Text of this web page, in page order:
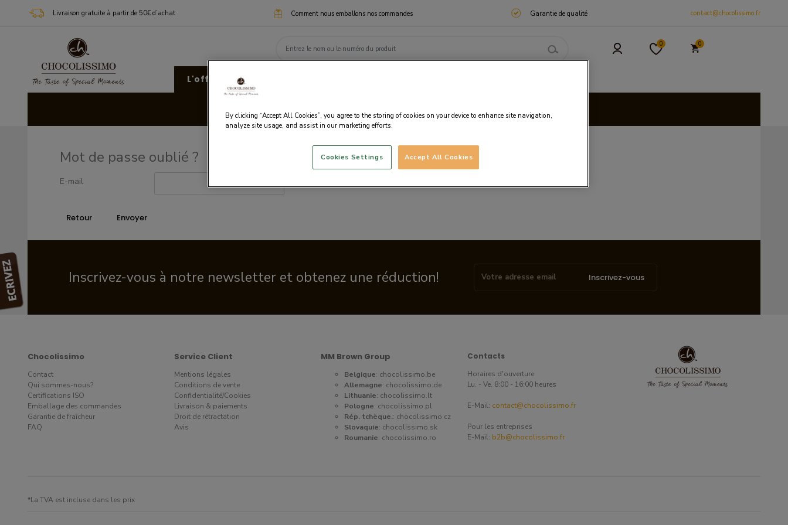
Livraison gratuite à partir de 50€ d’achat Comment nous emballons nos commandes Garantie de qualité contact@chocolissimo.fr
0 0
L'offre Chocolissimo
Mot de passe oublié ?
E-mail
Inscrivez-vous à notre newsletter et obtenez une réduction! Inscrivez-vous
Chocolissimo
Contact
Qui sommes-nous?
Certifications ISO
Emballage des commandes
Garantie de fraîcheur
FAQ
Service Client
Mentions légales
Conditions de vente
Confidentialité/Cookies
Livraison & paiements
Droit de rétractation
Avis
MM Brown Group
Belgique: chocolissimo.be
Allemagne: chocolissimo.de
Lithuanie: chocolissimo.lt
Pologne: chocolissimo.pl
Rép. tchèque.: chocolissimo.cz
Slovaquie: chocolissimo.sk
Roumanie: chocolissimo.ro
Contacts
Horaires d'ouverture
Lu. - Ve. 8:00 - 16:00 heures
E-Mail: contact@chocolissimo.fr
Pour les entreprises
E-Mail: b2b@chocolissimo.fr
*La TVA est incluse dans les prix
By clicking “Accept All Cookies”, you agree to the storing of cookies on your device to enhance site navigation,
analyze site usage, and assist in our marketing efforts.
Accept All Cookies
Cookies Settings